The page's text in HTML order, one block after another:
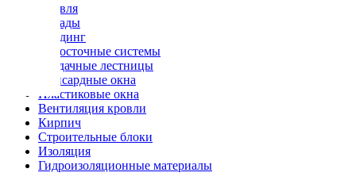
Кровля
Фасады
Сайдинг
Водосточные системы
Чердачные лестницы
Мансардные окна
Пластиковые окна
Вентиляция кровли
Кирпич
Строительные блоки
Изоляция
Гидроизоляционные материалы